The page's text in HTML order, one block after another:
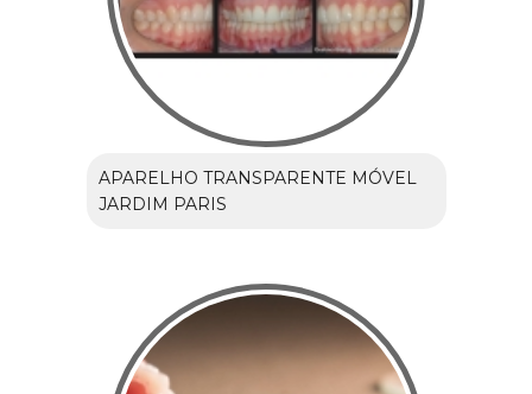
APARELHO TRANSPARENTE MÓVEL
JARDIM PARIS